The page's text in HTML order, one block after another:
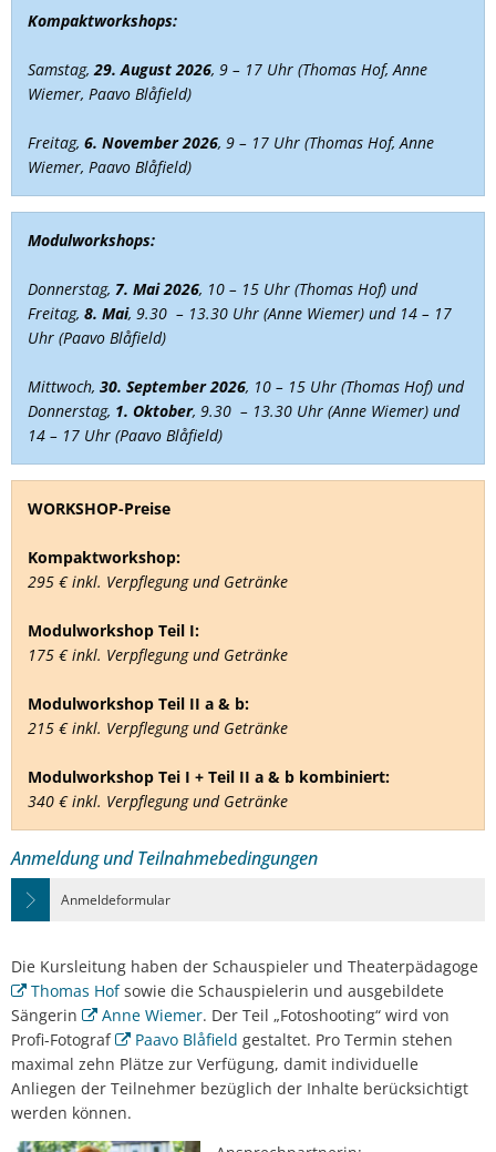
Kompaktworkshops:
Samstag,29. August 2026, 9 – 17 Uhr (Thomas Hof, Anne
Wiemer, Paavo Blåfield)
Freitag, 6. November 2026, 9 – 17 Uhr (Thomas Hof, Anne
Wiemer, Paavo Blåfield)
Modulworkshops:
Donnerstag, 7. Mai 2026, 10 – 15 Uhr (Thomas Hof) und
Freitag, 8. Mai, 9.30 – 13.30 Uhr (Anne Wiemer) und 14 – 17
Uhr (Paavo Blåfield)
Mittwoch, 30. September 2026, 10 – 15 Uhr (Thomas Hof) und
Donnerstag, 1. Oktober, 9.30 – 13.30 Uhr (Anne Wiemer) und
14 – 17 Uhr (Paavo Blåfield)
WORKSHOP-Preise
Kompaktworkshop:
295 € inkl. Verpflegung und Getränke
Modulworkshop Teil I:
175 € inkl. Verpflegung und Getränke
Modulworkshop Teil II a & b:
215 € inkl. Verpflegung und Getränke
Modulworkshop Tei I + Teil II a & b kombiniert:
340 € inkl. Verpflegung und Getränke
Anmeldung und Teilnahmebedingungen
Anmeldeformular
Die Kursleitung haben der Schauspieler und Theaterpädagoge
Thomas Hofsowie die Schauspielerin und ausgebildete
Sängerin
Anne Wiemer. Der Teil „Fotoshooting“ wird von
Profi-Fotograf
Paavo Blåfield gestaltet. Pro Termin stehen
maximal zehn Plätze zur Verfügung, damit individuelle
Anliegen der Teilnehmer bezüglich der Inhalte berücksichtigt
werden können.